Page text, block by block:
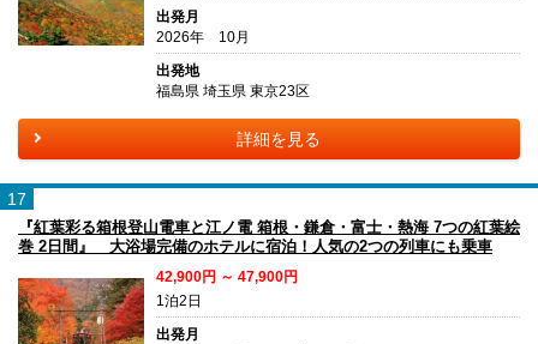
出発月
2026年 10月
出発地
福島県 埼玉県 東京23区
詳細を見る
17
『紅葉彩る箱根登山電車と江ノ電 箱根・鎌倉・富士・熱海 7つの紅葉絵
巻 2日間』 大浴場完備のホテルに宿泊！人気の2つの列車にも乗車
42,900円 ～ 47,900円
1泊2日
出発月